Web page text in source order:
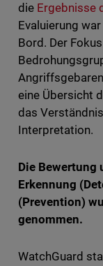
die Ergebnisse
Evaluierung
Bord. Der
eine Übersicht
das
Interpretation.
Die Bewertung
Erkennung
(Prevention)
genommen.
WatchGuard